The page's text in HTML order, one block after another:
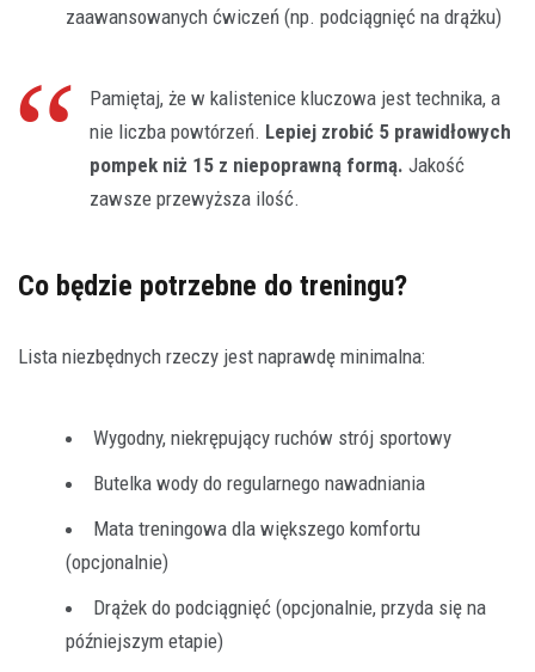
zaawansowanych ćwiczeń (np. podciągnięć na drążku)
Pamiętaj, że w kalistenice kluczowa jest technika, a
nie liczba powtórzeń. Lepiej zrobić 5 prawidłowych
pompek niż 15 z niepoprawną formą. Jakość
zawsze przewyższa ilość.
Co będzie potrzebne do treningu?
Lista niezbędnych rzeczy jest naprawdę minimalna:
Wygodny, niekrępujący ruchów strój sportowy
Butelka wody do regularnego nawadniania
Mata treningowa dla większego komfortu
(opcjonalnie)
Drążek do podciągnięć (opcjonalnie, przyda się na
późniejszym etapie)